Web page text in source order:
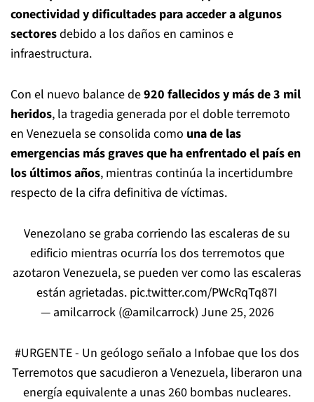
conectividad y dificultades para acceder a algunos
sectoresdebido a los daños en caminos e
infraestructura.
Con el nuevo balance de920 fallecidos y más de 3 mil
heridos, la tragedia generada por el doble terremoto
en Venezuela se consolida como una de las
emergencias más graves que ha enfrentado el país en
los últimos años, mientras continúa la incertidumbre
respecto de la cifra definitiva de víctimas.
Venezolano se graba corriendo las escaleras de su
edificio mientras ocurría los dos terremotos que
azotaron Venezuela, se pueden ver como las escaleras
están agrietadas. pic.twitter.com/PWcRqTq87I
— amilcarrock (@amilcarrock) June 25, 2026
#URGENTE- Un geólogo señalo a Infobae que los dos
Terremotos que sacudieron a Venezuela, liberaron una
energía equivalente a unas 260 bombas nucleares.